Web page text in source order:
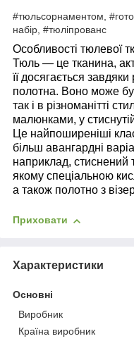
#тюльсорнаментом,
набір, #тюліпрованс
Особливості тюлевої
Тюль — це тканина,
її досягається завдяки
полотна. Воно може
так і в різноманітті
малюнками, у
Це найпоширеніші
більш авангардні
наприклад,
якому спеціальною
а також полотно з
Приховати
Характеристики
Основні
Виробник
Країна виробник